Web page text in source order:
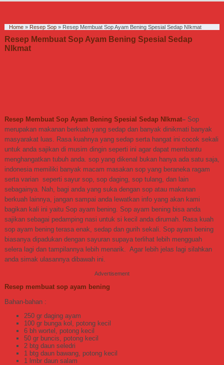
Home» Resep Sop» Resep Membuat Sop Ayam Bening Spesial Sedap NIkmat
Resep Membuat Sop Ayam Bening Spesial Sedap
NIkmat
Resep Membuat Sop Ayam Bening Spesial Sedap NIkmat–Sop
merupakan makanan berkuah yang sedap dan banyak dinikmati banyak
masyarakat luas. Rasa kuahnya yang sedap serta hangat ini cocok sekali
untuk anda sajikan di musim dingin seperti ini agar dapat membantu
menghangatkan tubuh anda. sop yang dikenal bukan hanya ada satu saja,
indonesia memiliki banyak macam masakan sop yang beraneka ragam
serta varian seperti sayur sop, sop daging, sop tulang, dan lain
sebagainya. Nah, bagi anda yang suka dengan sop atau makanan
berkuah lainnya, jangan sampai anda lewatkan info yang akan kami
bagikan kali ini yaitu Sop ayam bening. Sop ayam bening bisa anda
sajikan sebagai pedamping nasi untuk si kecil anda dirumah. Rasa kuah
sop ayam bening terasa enak, sedap dan gurih sekali. Sop ayam bening
biasanya dipadukan dengan sayuran supaya terlihat lebih mengguah
selera lagi dan tampilannya lebih menarik. Agar lebih jelas lagi silahkan
anda simak ulasannya dibawah ini.
Advertisement
Resep membuat sop ayam bening
Bahan-bahan :
250 gr daging ayam
100 gr bunga kol, potong kecil
6 bh wortel, potong kecil
50 gr buncis, potong kecil
2 btg daun seledri
1 btg daun bawang, potong kecil
1 lmbr daun salam